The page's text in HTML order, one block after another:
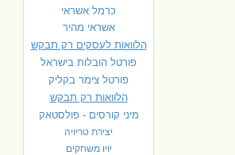
כרמל אשראי
אשראי מהיר
הלוואות לעסקים רק תבקש
פורטל הובלות בישראל
פורטל צימר בקליק
הלוואות רק תבקש
מיני קורסים - פולסטאק
יצירת טריויה
יויו משחקים